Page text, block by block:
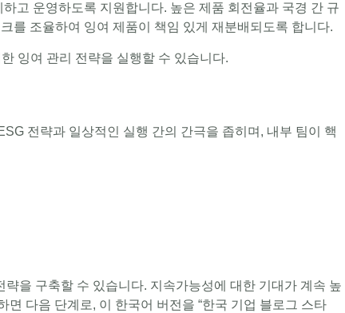
고 운영하도록 지원합니다. 높은 제품 회전율과 국경 간 규
를 조율하여 잉여 제품이 책임 있게 재분배되도록 합니다.
잉여 관리 전략을 실행할 수 있습니다.
전략과 일상적인 실행 간의 간극을 좁히며, 내부 팀이 핵
을 구축할 수 있습니다. 지속가능성에 대한 기대가 계속 높
다음 단계로, 이 한국어 버전을 “한국 기업 블로그 스타